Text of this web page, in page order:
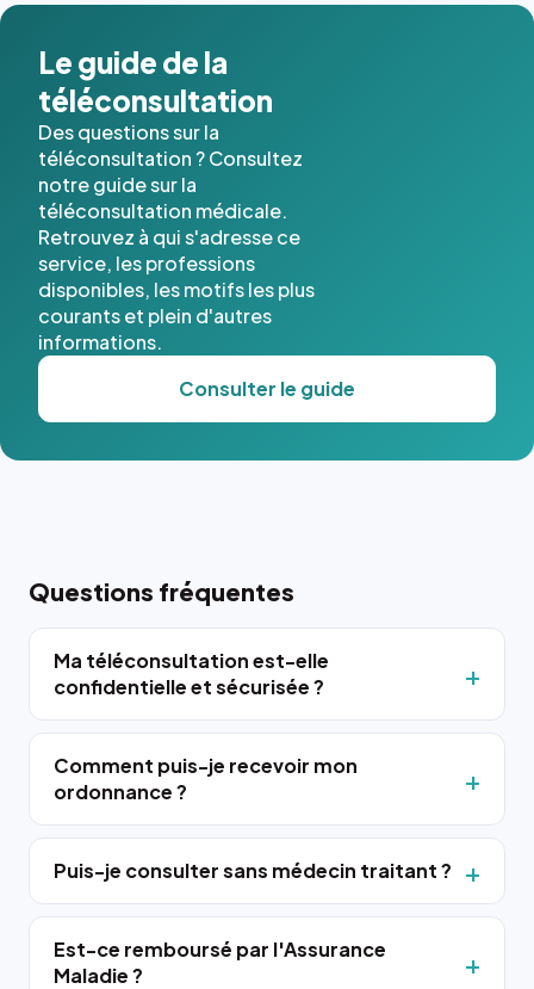
Le guide de la
téléconsultation
Des questions sur la
téléconsultation ? Consultez
notre guide sur la
téléconsultation médicale.
Retrouvez à qui s'adresse ce
service, les professions
disponibles, les motifs les plus
courants et plein d'autres
informations.
Consulter le guide
Questions fréquentes
Ma téléconsultation est-elle
confidentielle et sécurisée ?
Comment puis-je recevoir mon
ordonnance ?
Puis-je consulter sans médecin traitant ?
Est-ce remboursé par l'Assurance
Maladie ?